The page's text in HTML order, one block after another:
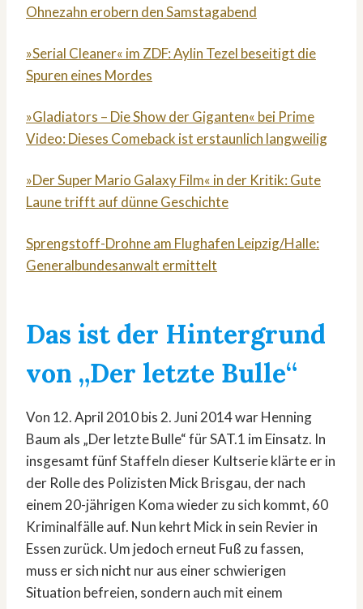
Ohnezahn erobern den Samstagabend
»Serial Cleaner« im ZDF: Aylin Tezel beseitigt die
Spuren eines Mordes
»Gladiators – Die Show der Giganten« bei Prime
Video: Dieses Comeback ist erstaunlich langweilig
»Der Super Mario Galaxy Film« in der Kritik: Gute
Laune trifft auf dünne Geschichte
Sprengstoff-Drohne am Flughafen Leipzig/Halle:
Generalbundesanwalt ermittelt
Das ist der Hintergrund
von „Der letzte Bulle“
Von 12. April 2010 bis 2. Juni 2014 war Henning
Baum als „Der letzte Bulle“ für SAT.1 im Einsatz. In
insgesamt fünf Staffeln dieser Kultserie klärte er in
der Rolle des Polizisten Mick Brisgau, der nach
einem 20-jährigen Koma wieder zu sich kommt, 60
Kriminalfälle auf. Nun kehrt Mick in sein Revier in
Essen zurück. Um jedoch erneut Fuß zu fassen,
muss er sich nicht nur aus einer schwierigen
Situation befreien, sondern auch mit einem